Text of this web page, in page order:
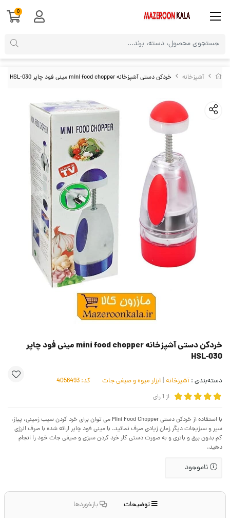
آشپزخانه خردکن دستی آشپزخانه mini food chopper مینی فود چاپر HSL-030
خردکن دستی آشپزخانه mini food chopper مینی فود چاپر
HSL-030
دسته‌بندی : آشپزخانه | ابزار میوه و صیفی جات کد:
از 1رای
با استفاده از خردکن دستی Mini Food Chopper می توان برای خرد کردن سیب زمینی، پیاز،
سیر و سبزیجات دیگر زمان زیادی صرف نمائید. با مینی فود چاپر ارائه شده با صرف انرژی
کم بدون برق و باتری و به صورت دستی کار خرد کردن سبزی و صیفی جات خود را انجام
دهید.
ناموجود
توضیحات بازخوردها
0